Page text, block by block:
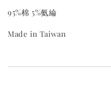
95%棉 5%氨綸
Made in Taiwan